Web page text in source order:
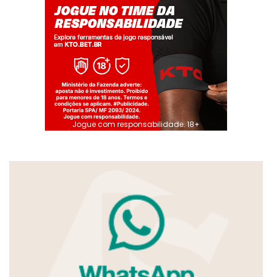
Jogue com responsabilidade. 18+